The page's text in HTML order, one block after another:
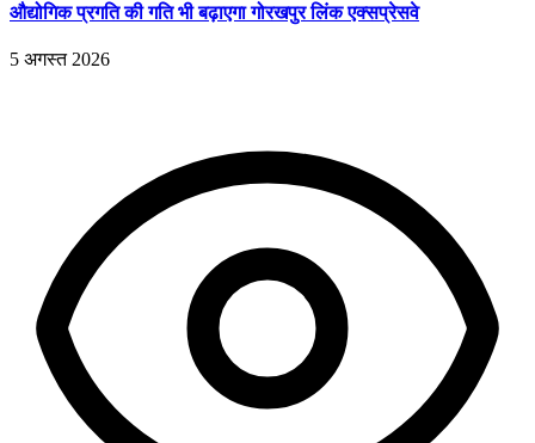
औद्योगिक प्रगति की गति भी बढ़ाएगा गोरखपुर लिंक एक्सप्रेसवे
5 अगस्त 2026